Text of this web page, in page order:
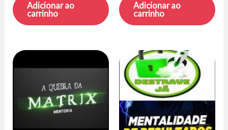
Adicionar ao
carrinho
Adicionar ao
carrinho